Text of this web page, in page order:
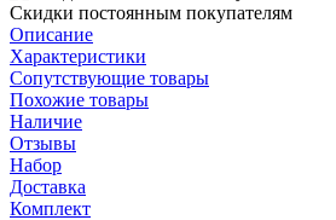
Скидки постоянным покупателям
Описание
Характеристики
Сопутствующие товары
Похожие товары
Наличие
Отзывы
Набор
Доставка
Комплект